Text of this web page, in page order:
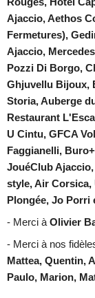
Ajaccio, Aethos
Fermetures),
Ajaccio,
Pozzi Di Borgo,
Ghjuvellu Bijoux,
Storia, Auberge
Restaurant
U Cintu, GFCA
Faggianelli,
JouéClub
style, Air Corsica,
Plongée, Jo Porri
- Merci à Olivier
- Merci à nos
Mattea, Quentin,
Paulo, Marion,